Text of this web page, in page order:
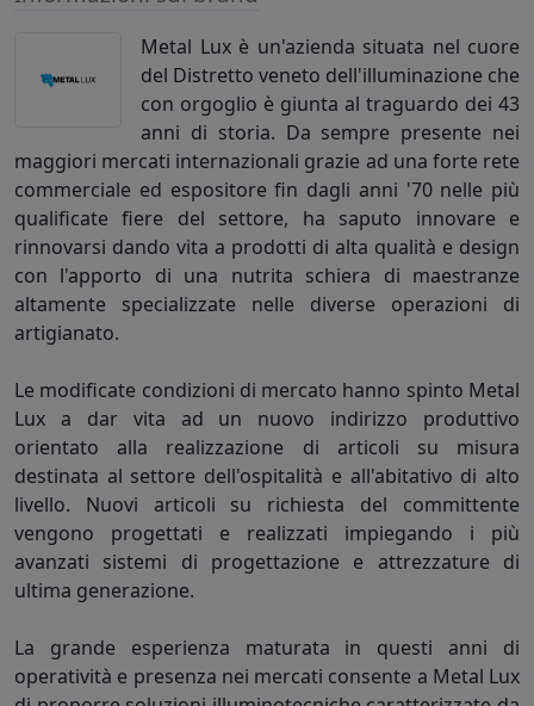
Metal Lux è un'azienda situata nel cuore
del Distretto veneto dell'illuminazione che
con orgoglio è giunta al traguardo dei 43
anni di storia. Da sempre presente nei
maggiori mercati internazionali grazie ad una forte rete
commerciale ed espositore fin dagli anni '70 nelle più
qualificate fiere del settore, ha saputo innovare e
rinnovarsi dando vita a prodotti di alta qualità e design
con l'apporto di una nutrita schiera di maestranze
altamente specializzate nelle diverse operazioni di
artigianato.
Le modificate condizioni di mercato hanno spinto Metal
Lux a dar vita ad un nuovo indirizzo produttivo
orientato alla realizzazione di articoli su misura
destinata al settore dell'ospitalità e all'abitativo di alto
livello. Nuovi articoli su richiesta del committente
vengono progettati e realizzati impiegando i più
avanzati sistemi di progettazione e attrezzature di
ultima generazione.
La grande esperienza maturata in questi anni di
operatività e presenza nei mercati consente a Metal Lux